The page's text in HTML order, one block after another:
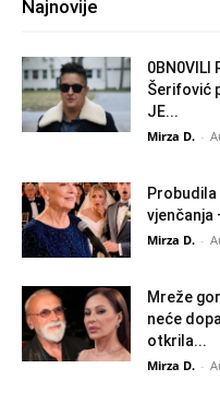
Najnovije
0BN0VlLl
Šerifović
JE...
Mirza D. -
Probudila
vjenčanja
Mirza D. -
Mreže
neće
otkrila...
Mirza D. -